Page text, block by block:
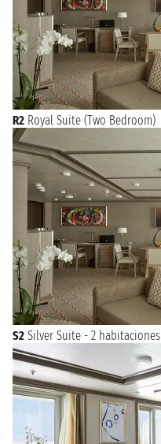
R2 Royal Suite (Two Bedroom)
S2 Silver Suite - 2 habitaciones